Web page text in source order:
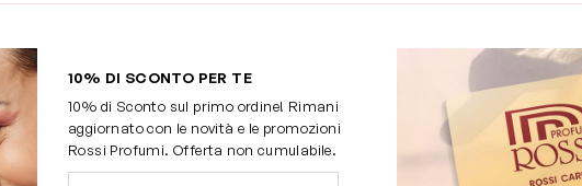
10% DI SCONTO PER TE
10% di Sconto sul primo ordine! Rimani
aggiornato con le novità e le promozioni
Rossi Profumi. Offerta non cumulabile.